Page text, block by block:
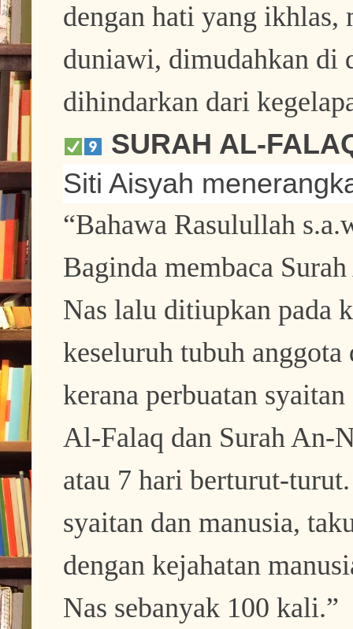
dengan hati yang ikhlas,
duniawi, dimudahkan di
dihindarkan dari
SURAH AL-
Siti Aisyah
“Bahawa Rasulullah
Baginda membaca
Nas lalu ditiupkan pada
keseluruh tubuh
kerana perbuatan
Al-Falaq dan Surah An-
atau 7 hari berturut-
syaitan dan manusia,
dengan kejahatan
Nas sebanyak 100 kali.”